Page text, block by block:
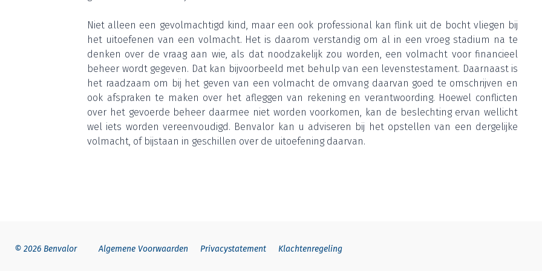
Niet alleen een gevol­mach­tigd kind, maar een ook pro­fes­si­o­nal kan flink uit de bocht vlie­gen bij
het uit­oe­fe­nen van een vol­macht. Het is daar­om ver­stan­dig om al in een vroeg sta­di­um na te
den­ken over de vraag aan wie, als dat nood­za­ke­lijk zou wor­den, een vol­macht voor finan­ci­eel
beheer wordt gege­ven. Dat kan bij­voor­beeld met behulp van een levens­tes­ta­ment. Daar­naast is
het raad­zaam om bij het geven van een vol­macht de omvang daar­van goed te omschrij­ven en
ook afspra­ken te maken over het afleg­gen van reke­ning en ver­ant­woor­ding. Hoe­wel con­flic­ten
over het gevoer­de beheer daar­mee niet wor­den voor­ko­men, kan de beslech­ting ervan wel­licht
wel iets wor­den ver­een­vou­digd. Ben­va­lor kan u advi­se­ren bij het opstel­len van een der­ge­lij­ke
vol­macht, of bij­staan in geschil­len over de uit­oe­fe­ning daarvan.
© 2026 Benvalor Algemene Voorwaarden Privacystatement Klachtenregeling